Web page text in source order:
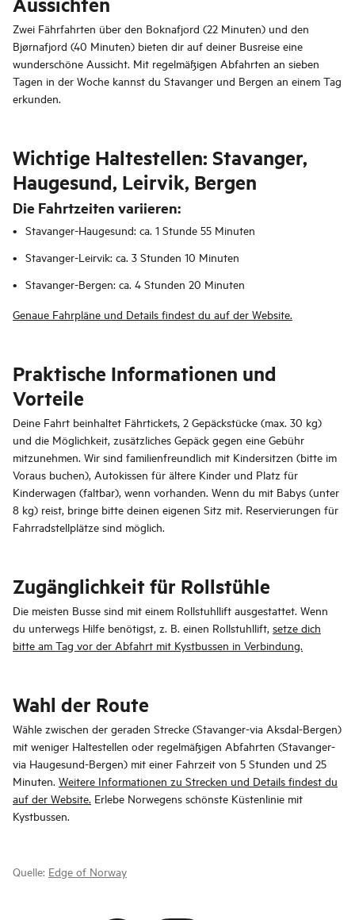
Zwei Fährfahrten über den Boknafjord (22 Minuten) und den
Bjørnafjord (40 Minuten) bieten dir auf deiner Busreise eine
wunderschöne Aussicht. Mit regelmäßigen Abfahrten an sieben
Tagen in der Woche kannst du Stavanger und Bergen an einem Tag
erkunden.
Wichtige Haltestellen: Stavanger,
Haugesund, Leirvik, Bergen
Die Fahrtzeiten variieren:
Stavanger-Haugesund: ca. 1 Stunde 55 Minuten
Stavanger-Leirvik: ca. 3 Stunden 10 Minuten
Stavanger-Bergen: ca. 4 Stunden 20 Minuten
Genaue Fahrpläne und Details findest du auf der Website.
Praktische Informationen und
Vorteile
Deine Fahrt beinhaltet Fährtickets, 2 Gepäckstücke (max. 30 kg)
und die Möglichkeit, zusätzliches Gepäck gegen eine Gebühr
mitzunehmen. Wir sind familienfreundlich mit Kindersitzen (bitte im
Voraus buchen), Autokissen für ältere Kinder und Platz für
Kinderwagen (faltbar), wenn vorhanden. Wenn du mit Babys (unter
8 kg) reist, bringe bitte deinen eigenen Sitz mit. Reservierungen für
Fahrradstellplätze sind möglich.
Zugänglichkeit für Rollstühle
Die meisten Busse sind mit einem Rollstuhllift ausgestattet. Wenn
du unterwegs Hilfe benötigst, z. B. einen Rollstuhllift, setze dich
bitte am Tag vor der Abfahrt mit Kystbussen in Verbindung.
Wahl der Route
Wähle zwischen der geraden Strecke (Stavanger-via Aksdal-Bergen)
mit weniger Haltestellen oder regelmäßigen Abfahrten (Stavanger-
via Haugesund-Bergen) mit einer Fahrzeit von 5 Stunden und 25
Minuten. Weitere Informationen zu Strecken und Details findest du
auf der Website. Erlebe Norwegens schönste Küstenlinie mit
Kystbussen.
Quelle: Edge of Norway